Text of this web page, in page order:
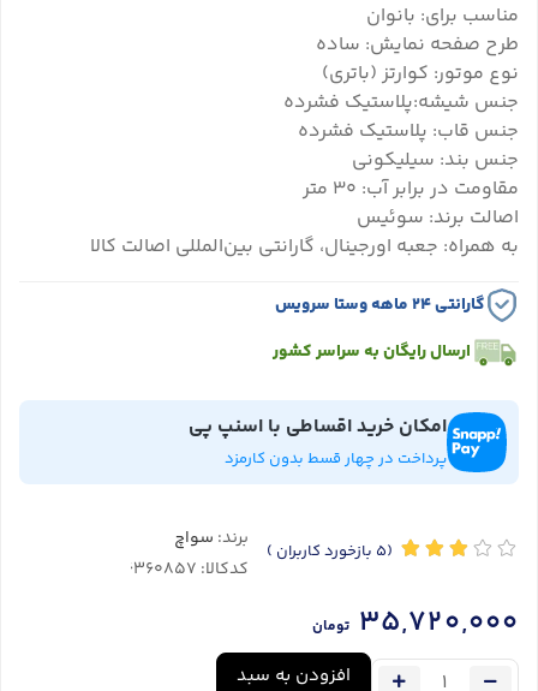
مناسب برای: بانوان
طرح صفحه نمایش: ساده
نوع موتور: کوارتز (باتری)
جنس شیشه:پلاستیک فشرده
جنس قاب: پلاستیک فشرده
جنس بند: سیلیکونی
مقاومت در برابر آب: ۳۰ متر
اصالت برند: سوئیس
به همراه: جعبه اورجینال، گارانتی بین‌المللی اصالت کالا
گارانتی ۲۴ ماهه وستا سرویس
ارسال رایگان به سراسر کشور
امکان خرید اقساطی با اسنپ پی
پرداخت در چهار قسط بدون کارمزد
(5 بازخورد کاربران ) برند: سواچ
کدکالا:
35,720,000 تومان
افزودن به سبد